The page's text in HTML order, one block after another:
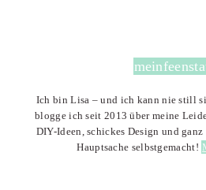
Ich bin Lisa – und ich kann nie still
blogge ich seit 2013 über meine
DIY-Ideen, schickes Design und
Hauptsache selbstgemacht!